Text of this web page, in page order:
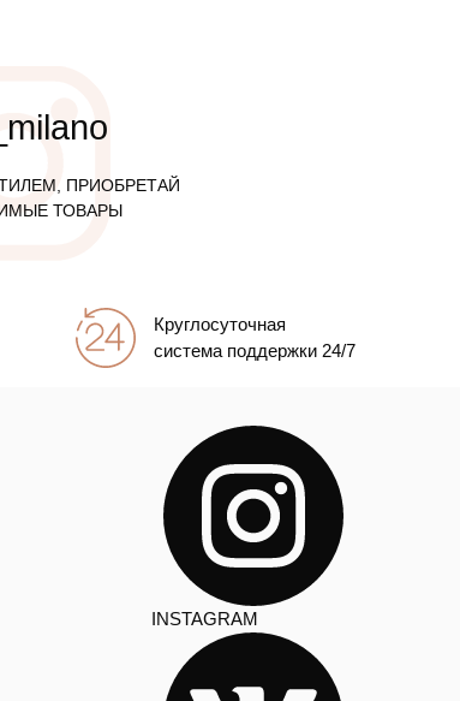
ПРИОБРЕТАЙ
ТОВАРЫ
Круглосуточная
система поддержки 24/7
INSTAGRAM